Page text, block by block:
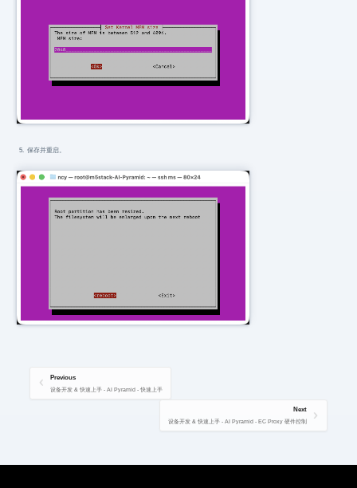
保存并重启。
Previous
设备开发 & 快速上手 - AI Pyramid - 快速上手
Next
设备开发 & 快速上手 - AI Pyramid - EC Proxy 硬件控制